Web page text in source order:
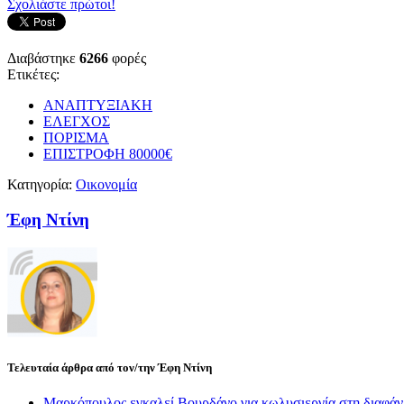
Σχολιάστε πρώτοι!
Διαβάστηκε 6266 φορές
Ετικέτες:
ΑΝΑΠΤΥΞΙΑΚΗ
ΕΛΕΓΧΟΣ
ΠΟΡΙΣΜΑ
ΕΠΙΣΤΡΟΦΗ 80000€
Κατηγορία: Οικονομία
Έφη Ντίνη
Τελευταία άρθρα από τον/την Έφη Ντίνη